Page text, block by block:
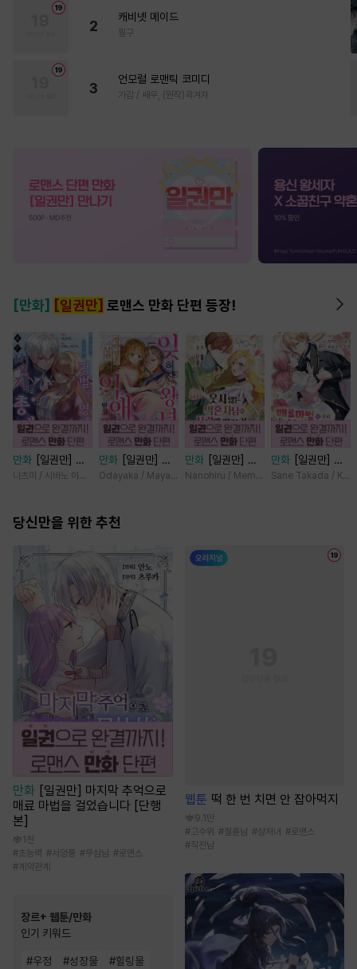
2
캐비넷 메이드
필구
3
언모럴 로맨틱 코미디
가감 / 쌔우, (원작)곽겨자
[만화] [일권만] 로맨스 만화 단편 등장!
만화
[일권만] 모
든 것을 포기한 평
는다 [단행본]
나츠미 / 시바노 이즈미
만화
[일권만] 잊
혀진 왕녀지만 정
니다 [단행본]
Odayaka / Maya Koike
만화
[일권만] 웃
지 않는 약혼자님
Nanohiru / Memeko
만화
[일권만] 매
료 마법에 걸린 척
Sane Takada /
당신만을 위한 추천
만화 [일권만] 마지막 추억으로
매료 마법을 걸었습니다 [단행
본]
1천
#초능력 #서양풍 #무심남 #로맨스
# 계약관계
장르+ 웹툰/만화
인기 키워드
#우정 #성장물 #힐링물
웹툰 떡 한 번 치면 안 잡아먹지
9.1만
#고수위 #절륜남 #상처녀 #로맨스
#직진남